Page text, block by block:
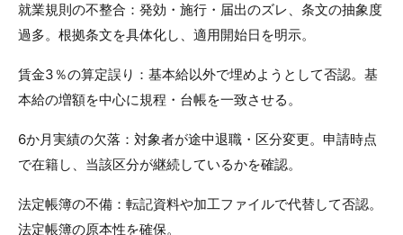
就業規則の不整合：発効・施行・届出のズレ、条文の抽象度
過多。根拠条文を具体化し、適用開始日を明示。
賃金3％の算定誤り：基本給以外で埋めようとして否認。基
本給の増額を中心に規程・台帳を一致させる。
6か月実績の欠落：対象者が途中退職・区分変更。申請時点
で在籍し、当該区分が継続しているかを確認。
法定帳簿の不備：転記資料や加工ファイルで代替して否認。
法定帳簿の原本性を確保。